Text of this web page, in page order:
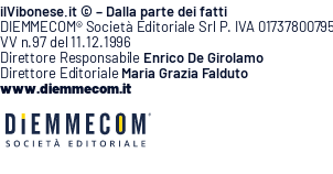
ilVibonese.it © – Dalla parte dei fatti
DIEMMECOM® Società Editoriale Srl P. IVA
VV n.97 del 11.12.1996
Direttore Responsabile Enrico De Girolamo
Direttore Editoriale Maria Grazia Falduto
www.diemmecom.it